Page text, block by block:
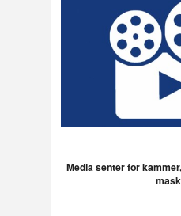
Media senter for